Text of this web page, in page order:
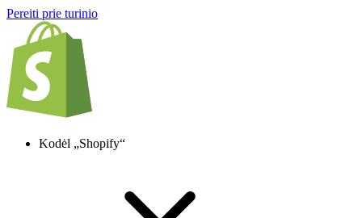
Pereiti prie turinio
Kodėl „Shopify“